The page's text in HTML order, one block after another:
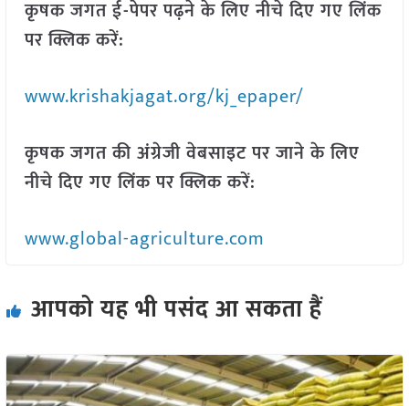
कृषक जगत ई-पेपर पढ़ने के लिए नीचे दिए गए लिंक
पर क्लिक करें:
www.krishakjagat.org/kj_epaper/
कृषक जगत की अंग्रेजी वेबसाइट पर जाने के लिए
नीचे दिए गए लिंक पर क्लिक करें:
www.global-agriculture.com
आपको यह भी पसंद आ सकता हैं